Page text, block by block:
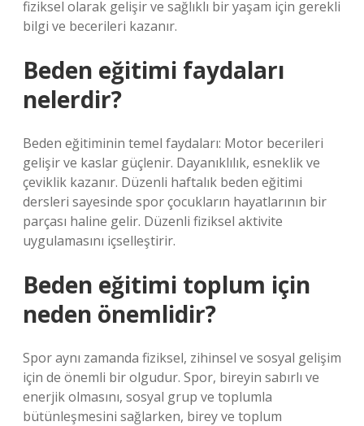
fiziksel olarak gelişir ve sağlıklı bir yaşam için gerekli
bilgi ve becerileri kazanır.
Beden eğitimi faydaları
nelerdir?
Beden eğitiminin temel faydaları: Motor becerileri
gelişir ve kaslar güçlenir. Dayanıklılık, esneklik ve
çeviklik kazanır. Düzenli haftalık beden eğitimi
dersleri sayesinde spor çocukların hayatlarının bir
parçası haline gelir. Düzenli fiziksel aktivite
uygulamasını içselleştirir.
Beden eğitimi toplum için
neden önemlidir?
Spor aynı zamanda fiziksel, zihinsel ve sosyal gelişim
için de önemli bir olgudur. Spor, bireyin sabırlı ve
enerjik olmasını, sosyal grup ve toplumla
bütünleşmesini sağlarken, birey ve toplum